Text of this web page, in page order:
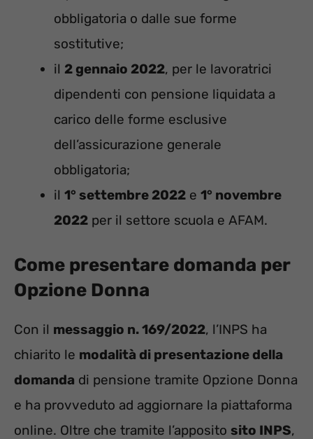
obbligatoria o dalle sue forme
sostitutive;
il 2 gennaio 2022, per le lavoratrici
dipendenti con pensione liquidata a
carico delle forme esclusive
dell’assicurazione generale
obbligatoria;
il 1° settembre 2022 e 1° novembre
2022 per il settore scuola e AFAM.
Come presentare domanda per
Opzione Donna
Con il messaggio n. 169/2022, l’INPS ha
chiarito le modalità di presentazione della
domanda di pensione tramite Opzione Donna
e ha provveduto ad aggiornare la piattaforma
online. Oltre che tramite l’apposito sito INPS,